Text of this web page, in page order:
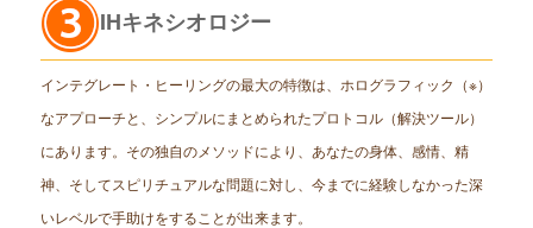
IHキネシオロジー
インテグレート・ヒーリングの最大の特徴は、ホログラフィック（※）
なアプローチと、シンプルにまとめられたプロトコル（解決ツール）
にあります。その独自のメソッドにより、あなたの身体、感情、精
神、そしてスピリチュアルな問題に対し、今までに経験しなかった深
いレベルで手助けをすることが出来ます。